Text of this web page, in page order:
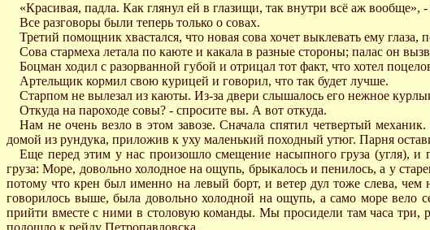
«Красивая, падла. Как глянул ей в глазищи, так внутри всё аж вообще», -
Все разговоры были теперь только о совах.
Третий помощник хвастался, что новая сова хочет выклевать ему
Сова стармеха летала по каюте и какала в разные стороны; палас он
Боцман ходил с разорванной губой и отрицал тот факт, что хотел
Артельщик кормил свою курицей и говорил, что так будет лучше.
Старпом не вылезал из каюты. Из-за двери слышалось его нежное
Откуда на пароходе совы? - спросите вы. А вот откуда.
Нам не очень везло в этом завозе. Сначала спятил четвертый
домой из рундука, приложив к уху маленький походный утюг. Парня
Еще перед этим у нас произошло смещение насыпного груза (угля),
груза: Море, довольно холодное на ощупь, брыкалось и пенилось, а у
потому что крен был именно на левый борт, и ветер дул тоже слева,
говорилось выше, была довольно холодной на ощупь, а само море
прийти вместе с ними в столовую команды. Мы просидели там часа три,
подошло к рейду Петропавловска.